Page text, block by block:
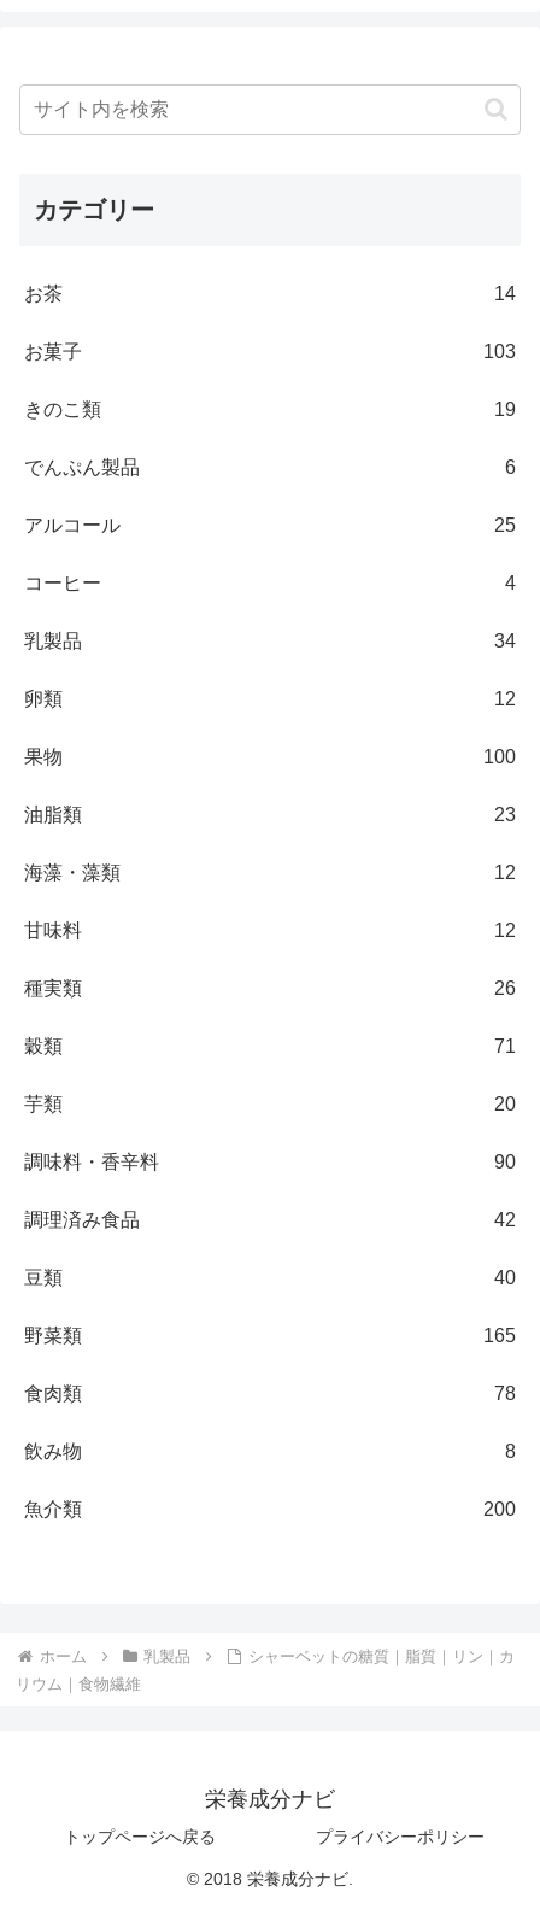
カテゴリー
お茶 14
お菓子 103
きのこ類 19
でんぷん製品 6
アルコール 25
コーヒー 4
乳製品 34
卵類 12
果物 100
油脂類 23
海藻・藻類 12
甘味料 12
種実類 26
穀類 71
芋類 20
調味料・香辛料 90
調理済み食品 42
豆類 40
野菜類 165
食肉類 78
飲み物 8
魚介類 200
ホーム 乳製品
シャーベットの糖質｜脂質｜リン｜カ
リウム｜食物繊維
栄養成分ナビ
トップページへ戻る プライバシーポリシー
© 2018 栄養成分ナビ.